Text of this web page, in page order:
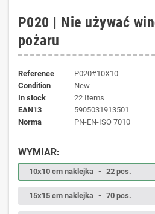
P020 | Nie używać
pożaru
Reference
P020#10X10
Condition
New
In stock
22 Items
EAN13
5905031913501
norma
PN-EN-ISO 7010
WYMIAR:
10x10 cm naklejka - 22 pcs.
15x15 cm naklejka - 70 pcs.